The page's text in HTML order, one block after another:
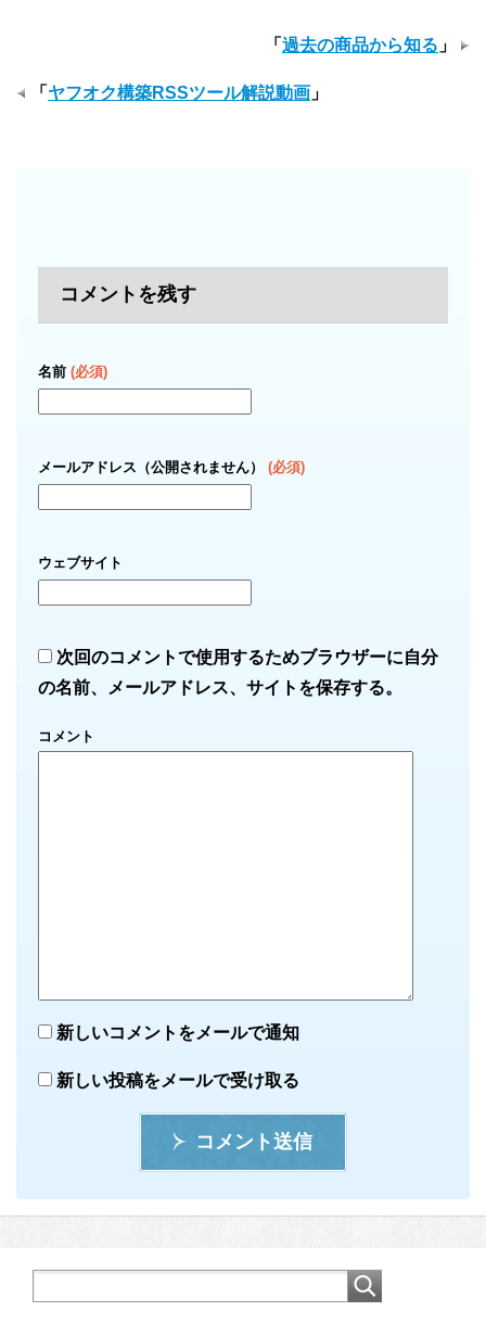
「 過去の商品から知る 」
「 ヤフオク構築RSSツール解説動画 」
コメントを残す
名前 (必須)
メールアドレス（公開されません） (必須)
ウェブサイト
次回のコメントで使用するためブラウザーに自分
の名前、メールアドレス、サイトを保存する。
コメント
新しいコメントをメールで通知
新しい投稿をメールで受け取る
コメント送信